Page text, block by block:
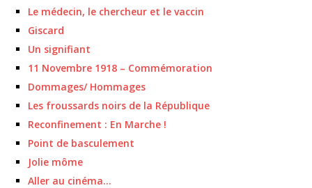
Le médecin, le chercheur et le vaccin
Giscard
Un signifiant
11 Novembre 1918 – Commémoration
Dommages/ Hommages
Les froussards noirs de la République
Reconfinement : En Marche !
Point de basculement
Jolie môme
Aller au cinéma…